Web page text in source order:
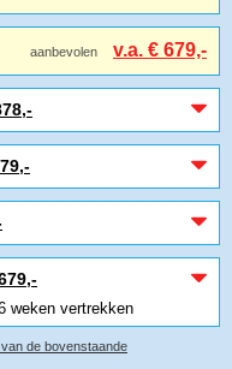
aanbevolen v.a. € 679,-
weken vertrekken
de bovenstaande